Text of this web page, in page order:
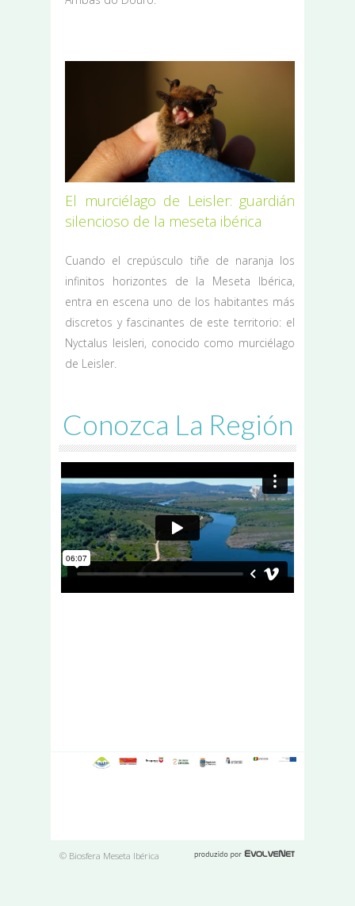
El murciélago de Leisler: guardián
silencioso de la meseta ibérica
Cuando el crepúsculo tiñe de naranja los
infinitos horizontes de la Meseta Ibérica,
entra en escena uno de los habitantes más
discretos y fascinantes de este territorio: el
Nyctalus leisleri, conocido como murciélago
de Leisler.
Conozca La Región
© Biosfera Meseta Ibérica